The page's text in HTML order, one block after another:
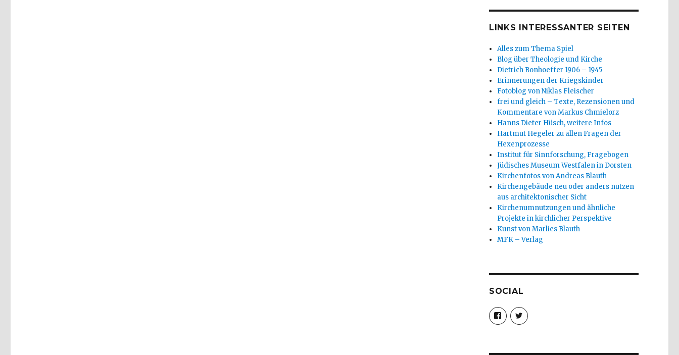
LINKS INTERESSANTER SEITEN
Alles zum Thema Spiel
Blog über Theologie und Kirche
Dietrich Bonhoeffer 1906 – 1945
Erinnerungen der Kriegskinder
Fotoblog von Niklas Fleischer
frei und gleich – Texte, Rezensionen und
Kommentare von Markus Chmielorz
Hanns Dieter Hüsch, weitere Infos
Hartmut Hegeler zu allen Fragen der
Hexenprozesse
Institut für Sinnforschung, Fragebogen
Jüdisches Museum Westfalen in Dorsten
Kirchenfotos von Andreas Blauth
Kirchengebäude neu oder anders nutzen
aus architektonischer Sicht
Kirchenumnutzungen und ähnliche
Projekte in kirchlicher Perspektive
Kunst von Marlies Blauth
MFK – Verlag
SOCIAL
Profil
von
christoph.fleischer1
anzeigen
Profil
von
anzeigen